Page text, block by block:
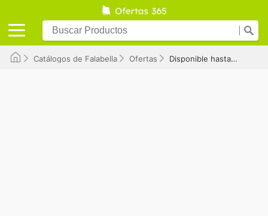
Catálogos de Falabella Ofertas Disponible hasta el 11/05/2026